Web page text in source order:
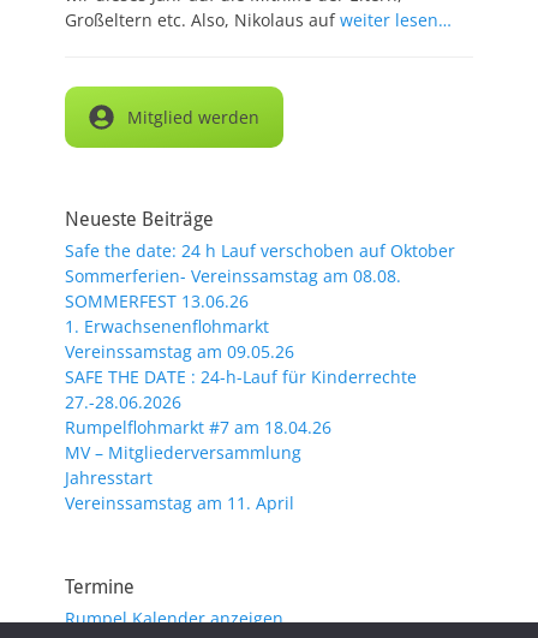
Großeltern etc. Also, Nikolaus aufweiter lesen…
Mitglied werden
Neueste Beiträge
Safe the date: 24 h Lauf verschoben auf Oktober
Sommerferien- Vereinssamstag am 08.08.
SOMMERFEST 13.06.26
1. Erwachsenenflohmarkt
Vereinssamstag am 09.05.26
SAFE THE DATE : 24-h-Lauf für Kinderrechte
27.-28.06.2026
Rumpelflohmarkt #7 am 18.04.26
MV – Mitgliederversammlung
Jahresstart
Vereinssamstag am 11. April
Termine
Rumpel Kalender anzeigen